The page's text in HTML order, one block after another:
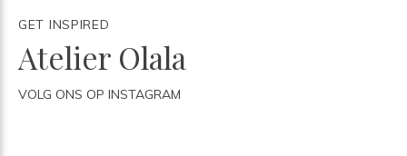
GET INSPIRED
Atelier Olala
VOLG ONS OP INSTAGRAM